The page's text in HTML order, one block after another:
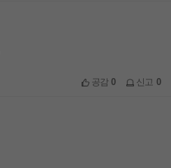
공감0 신고 0